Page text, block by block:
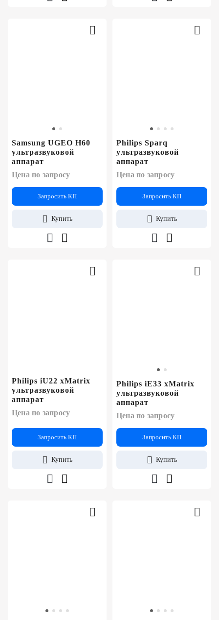
Samsung UGEO H60
ультразвуковой
аппарат
Цена по запросу
Запросить КП
Купить
Philips Sparq
ультразвуковой
аппарат
Цена по запросу
Запросить КП
Купить
Philips iU22 xMatrix
ультразвуковой
аппарат
Цена по запросу
Запросить КП
Купить
Philips iE33 xMatrix
ультразвуковой
аппарат
Цена по запросу
Запросить КП
Купить